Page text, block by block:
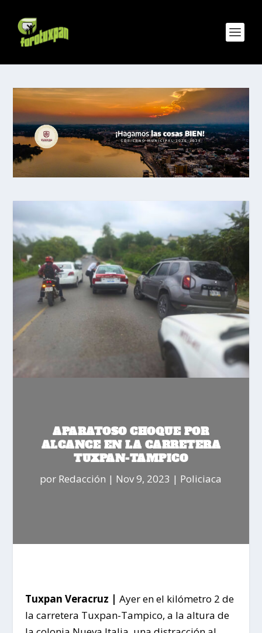
APARATOSO CHOQUE POR
ALCANCE EN LA CARRETERA
TUXPAN-TAMPICO
por Redacción | Nov 9, 2023 | Policiaca
Tuxpan Veracruz | Ayer en el kilómetro 2 de
la carretera Tuxpan-Tampico, a la altura de